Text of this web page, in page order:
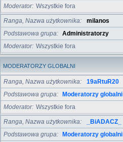
Moderator Wszystkie fora
Ranga, Nazwa użytkownika
milanos
Podstawowa grupa
Administratorzy
Moderator Wszystkie fora
MODERATORZY GLOBALNI
Ranga, Nazwa użytkownika
19aRtuR20
Podstawowa grupa
Moderatorzy globalni
Moderator Wszystkie fora
Ranga, Nazwa użytkownika
_BiADACZ_
Podstawowa grupa
Moderatorzy globalni